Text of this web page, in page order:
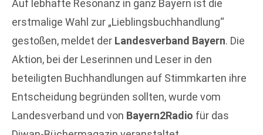
Auf lebhafte Resonanz in ganz Bayern ist die
erstmalige Wahl zur „Lieblingsbuchhandlung“
gestoßen, meldet der Landesverband Bayern. Die
Aktion, bei der Leserinnen und Leser in den
beteiligten Buchhandlungen auf Stimmkarten ihre
Entscheidung begründen sollten, wurde vom
Landesverband und von Bayern2Radio für das